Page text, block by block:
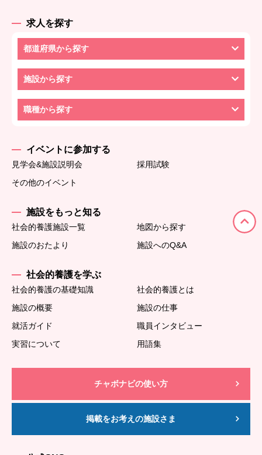
求人を探す
都道府県から探す
施設から探す
職種から探す
イベントに参加する
見学会&施設説明会
採用試験
その他のイベント
施設をもっと知る
社会的養護施設一覧
地図から探す
施設のおたより
施設へのQ&A
社会的養護を学ぶ
社会的養護の基礎知識
社会的養護とは
施設の概要
施設の仕事
就活ガイド
職員インタビュー
実習について
用語集
チャボナビの使い方
掲載をお考えの施設さま